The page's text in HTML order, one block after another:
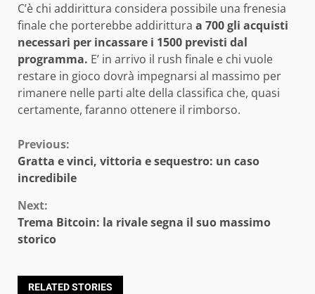
C’è chi addirittura considera possibile una frenesia
finale che porterebbe addirittura a 700 gli acquisti
necessari per incassare i 1500 previsti dal
programma. E’ in arrivo il rush finale e chi vuole
restare in gioco dovrà impegnarsi al massimo per
rimanere nelle parti alte della classifica che, quasi
certamente, faranno ottenere il rimborso.
Continue
Reading
Previous:
Gratta e vinci, vittoria e sequestro: un caso
incredibile
Next:
Trema Bitcoin: la rivale segna il suo massimo
storico
RELATED STORIES